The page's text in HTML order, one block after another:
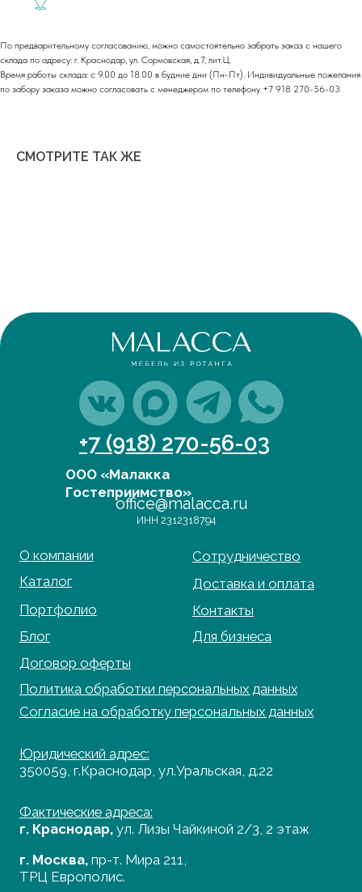
По предварительному согласованию, можно самостоятельно забрать заказ с нашего
склада по адресу: г. Краснодар, ул. Сормовская, д.7, лит.Ц.
Время работы склада: с 9.00 до 18.00 в будние дни (Пн-Пт). Индивидуальные пожелания
по забору заказа можно согласовать с менеджером по телефону +7 918 270-56-03
СМОТРИТЕ ТАК ЖЕ